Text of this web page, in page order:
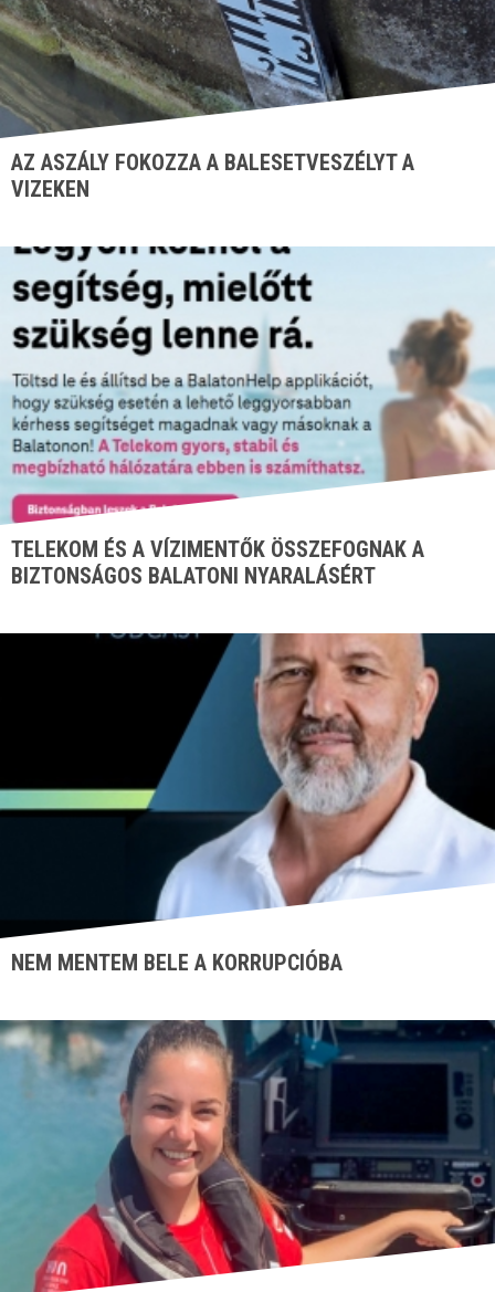
AZ ASZÁLY FOKOZZA A BALESETVESZÉLYT A
VIZEKEN
TELEKOM ÉS A VÍZIMENTŐK ÖSSZEFOGNAK A
BIZTONSÁGOS BALATONI NYARALÁSÉRT
NEM MENTEM BELE A KORRUPCIÓBA